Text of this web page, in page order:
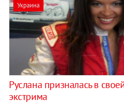
Украина
Руслана призналась в
экстрима